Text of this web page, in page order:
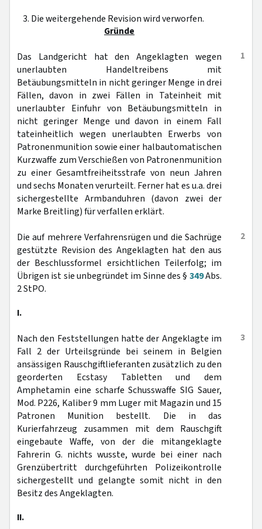
3. Die weitergehende Revision wird verworfen.
Gründe
1
Das Landgericht hat den Angeklagten wegen
unerlaubten Handeltreibens mit
Betäubungsmitteln in nicht geringer Menge in drei
Fällen, davon in zwei Fällen in Tateinheit mit
unerlaubter Einfuhr von Betäubungsmitteln in
nicht geringer Menge und davon in einem Fall
tateinheitlich wegen unerlaubten Erwerbs von
Patronenmunition sowie einer halbautomatischen
Kurzwaffe zum Verschießen von Patronenmunition
zu einer Gesamtfreiheitsstrafe von neun Jahren
und sechs Monaten verurteilt. Ferner hat es u.a. drei
sichergestellte Armbanduhren (davon zwei der
Marke Breitling) für verfallen erklärt.
2
Die auf mehrere Verfahrensrügen und die Sachrüge
gestützte Revision des Angeklagten hat den aus
der Beschlussformel ersichtlichen Teilerfolg; im
Übrigen ist sie unbegründet im Sinne des § 349Abs.
2 StPO.
I.
3
Nach den Feststellungen hatte der Angeklagte im
Fall 2 der Urteilsgründe bei seinem in Belgien
ansässigen Rauschgiftlieferanten zusätzlich zu den
georderten Ecstasy Tabletten und dem
Amphetamin eine scharfe Schusswaffe SIG Sauer,
Mod. P226, Kaliber 9 mm Luger mit Magazin und 15
Patronen Munition bestellt. Die in das
Kurierfahrzeug zusammen mit dem Rauschgift
eingebaute Waffe, von der die mitangeklagte
Fahrerin G. nichts wusste, wurde bei einer nach
Grenzübertritt durchgeführten Polizeikontrolle
sichergestellt und gelangte somit nicht in den
Besitz des Angeklagten.
II.